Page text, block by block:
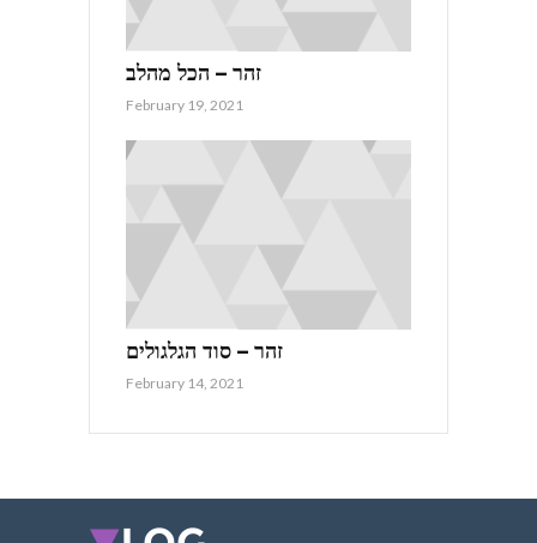
זהר – הכל מהלב
February 19, 2021
זהר – סוד הגלגולים
February 14, 2021